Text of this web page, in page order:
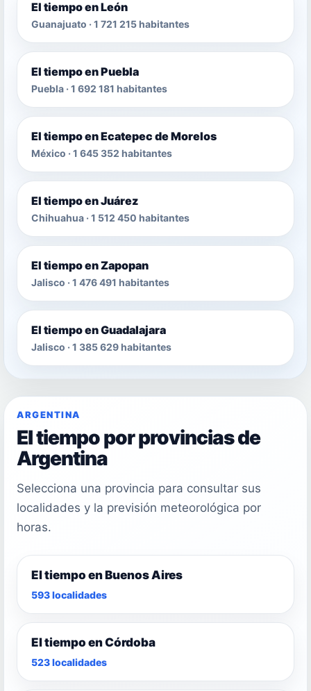
El tiempo en León
Guanajuato · 1 721 215 habitantes
El tiempo en Puebla
Puebla · 1 692 181 habitantes
El tiempo en Ecatepec de Morelos
México · 1 645 352 habitantes
El tiempo en Juárez
Chihuahua · 1 512 450 habitantes
El tiempo en Zapopan
Jalisco · 1 476 491 habitantes
El tiempo en Guadalajara
Jalisco · 1 385 629 habitantes
ARGENTINA
El tiempo por provincias de
Argentina
Selecciona una provincia para consultar sus
localidades y la previsión meteorológica por
horas.
El tiempo en Buenos Aires
593 localidades
El tiempo en Córdoba
523 localidades